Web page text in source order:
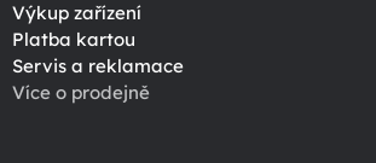
Výkup zařízení
Platba kartou
Servis a reklamace
Více o prodejně